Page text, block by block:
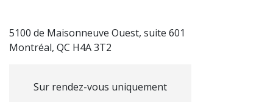
5100 de Maisonneuve Ouest, suite 601
Montréal, QC H4A 3T2
Sur rendez-vous uniquement